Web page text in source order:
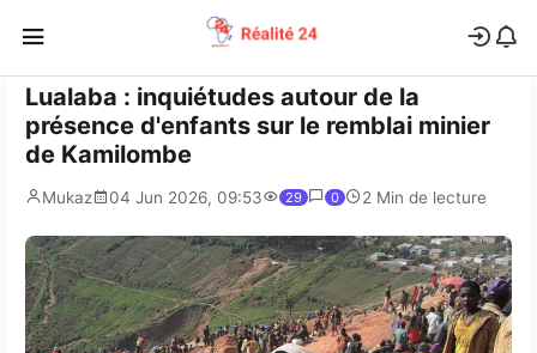
Lualaba : inquiétudes autour de la
présence d'enfants sur le remblai minier
de Kamilombe
Mukaz 04 Jun 2026, 09:53 29 0 2 Min de lecture